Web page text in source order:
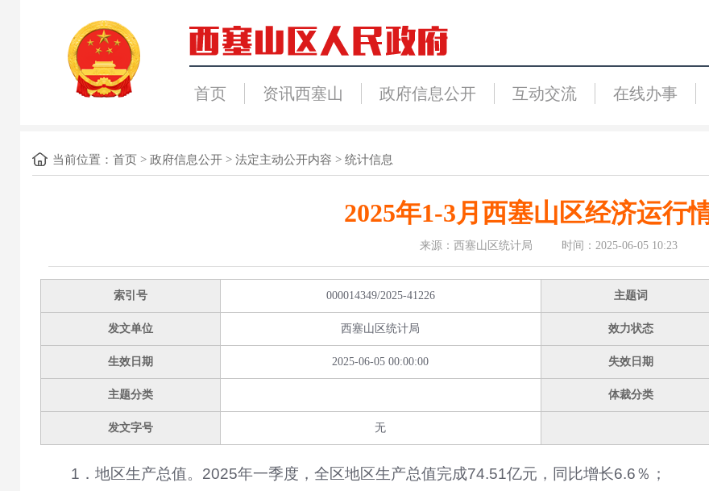
首页 资讯西塞山 政府信息公开 互动交流 在线办事
当前位置： 首页> 政府信息公开> 法定主动公开内容 > 统计信息
2025年1-3月西塞山区经济运行
来源：西塞山区统计局 时间：2025-06-05 10:23
索引号 000014349/2025-41226 主题词
发文单位 西塞山区统计局 效力状态
生效日期 2025-06-05 00:00:00 失效日期
主题分类 体裁分类
发文字号 无
1． 地区生产总值。 2025年一季度，全区地区生产总值完成74.51亿元，同比增长6.6％ ；